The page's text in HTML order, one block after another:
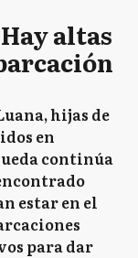
altas
hijas de
en
continúa
estar en el
para dar